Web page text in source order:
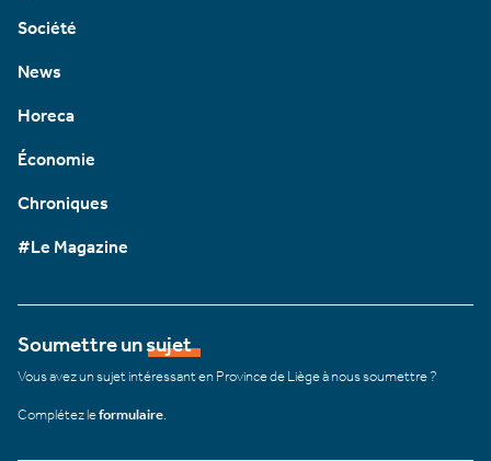
Société
News
Horeca
Économie
Chroniques
#Le Magazine
Soumettre un sujet
Vous avez un sujet intéressant en Province de Liège à nous soumettre ?
Complétez leformulaire